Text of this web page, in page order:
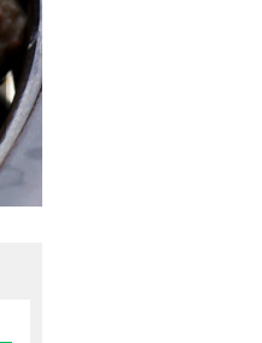
録データ：27036品目